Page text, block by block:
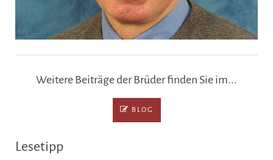
Weitere Beiträge der Brüder finden Sie im...
BLOG
Lesetipp